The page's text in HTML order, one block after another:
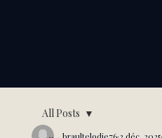
All Posts
braultelodie76 2 déc. 2025